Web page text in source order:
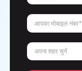
आपका मोबाइल नंबर*
अपना शहर चुनें